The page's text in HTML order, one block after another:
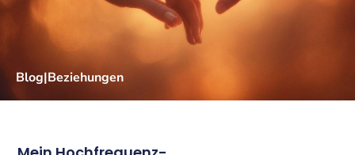
Blog|Beziehungen